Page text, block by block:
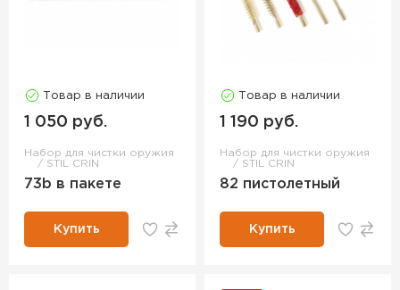
Товар в наличии
1 050 руб.
Набор для чистки оружия
STIL CRIN
73b в пакете
Купить
Товар в наличии
1 190 руб.
Набор для чистки оружия
STIL CRIN
82 пистолетный
Купить